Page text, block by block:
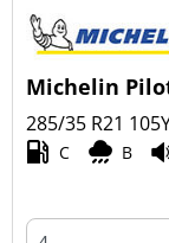
Typ vozidla
Všechny
Osobní
4x4 (3)
Michelin
285/35 R21 105
C B